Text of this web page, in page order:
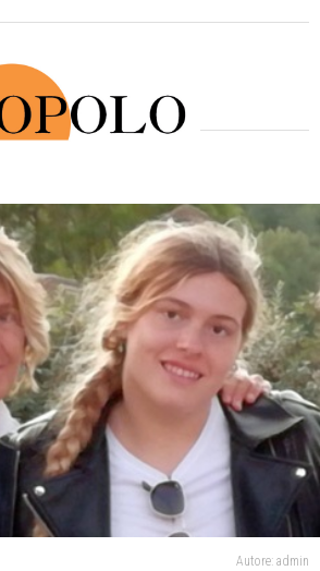
Autore: admin